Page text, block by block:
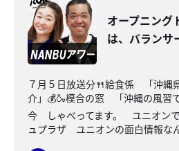
オープニング
は、バランサ
７月５日放送分🍴給食係 「沖縄
介」💰🍶模合の窓 「沖縄の風習
今 しゃべってます。 ユニオン
ュプラザ ユニオンの面白情報な